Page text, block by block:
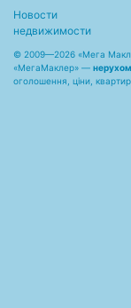
Новости
недвижимости
© 2009—2026 «Мега
«МегаМаклер» —
оголошення, ціни,